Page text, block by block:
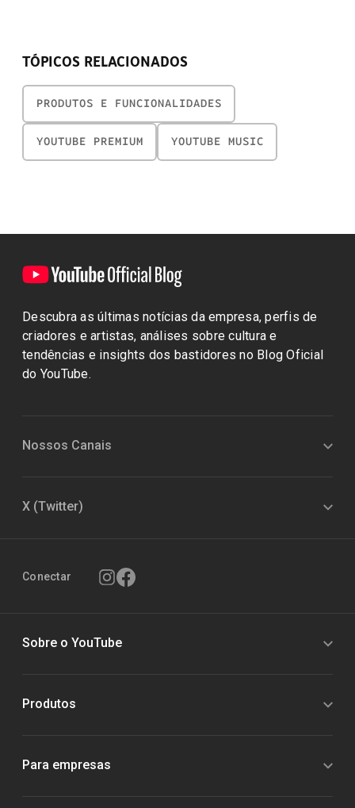
TÓPICOS RELACIONADOS
PRODUTOS E FUNCIONALIDADES
YOUTUBE PREMIUM YOUTUBE MUSIC
Descubra as últimas notícias da empresa, perfis de
criadores e artistas, análises sobre cultura e
tendências e insights dos bastidores no Blog Oficial
do YouTube.
Nossos Canais
X (Twitter)
Conectar
Sobre o YouTube
Produtos
Para empresas